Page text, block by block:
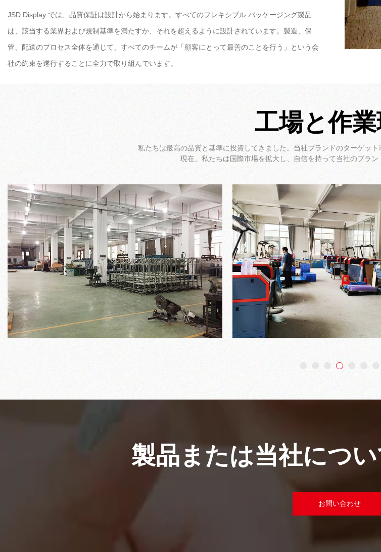
JSD Display では、品質保証は設計から始まります。すべてのフレキシブル パッケージング製品
は、該当する業界および規制基準を満たすか、それを超えるように設計されています。製造、保
管、配送のプロセス全体を通じて、すべてのチームが「顧客にとって最善のことを行う」という会
社の約束を遂行することに全力で取り組んでいます。
工場と作
私たちは最高の品質と基準に投資してきました。当社ブランドのターゲッ
現在、私たちは国際市場を拡大し、自信を持って当社のブラン
製品または当社につい
お問い合わせ